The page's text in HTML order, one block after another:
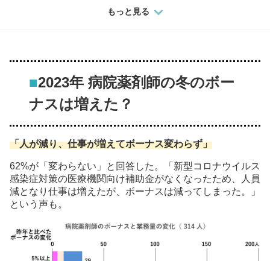
もっと見る
■2023年 病院薬剤師の冬のボー
ナスは増えた？
「人が減り、仕事が増えてボーナス変わらず」
62%が「変わらない」と回答した。「新型コロナウイルス
感染症対策の医療機関向け補助金がなくなったため、人員
減となり仕事は増えたが、ボーナスは減ってしまった。」
という声も。